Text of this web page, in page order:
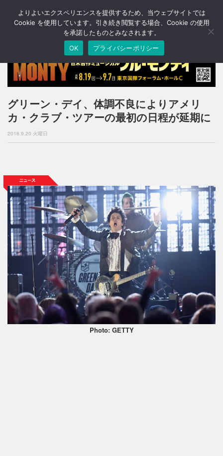
T
o
n
a
v
a
o
グリーン・デイ、体調不良によりアメリ
カ・クラブ・ツアーの最初の日程が延期に
2016.9.20 火曜日
Photo: GETTY
よりよいエクスペリエンスを提供するため、当ウェブサイトでは
Cookie を使用しています。引き続き閲覧する場合、Cookie の使用
を承諾したものとみなされます。
OK
プライバシーポリシー